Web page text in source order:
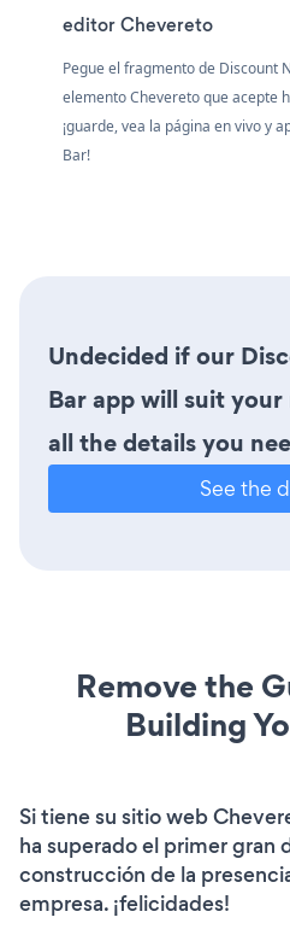
editor Chevereto
Pegue el fragmento de Discount
elemento Chevereto que acepte
¡guarde, vea la página en vivo y
Bar!
Undecided if our
Bar app will suit your
all the details you
See the
Remove the
Building
Si tiene su sitio web
ha superado el primer gran
construcción de la
empresa. ¡felicidades!